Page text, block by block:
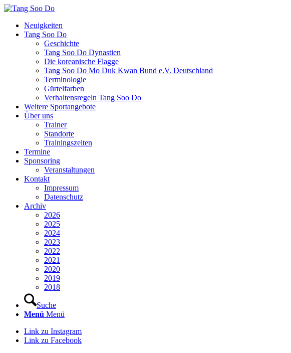
Neuigkeiten
Tang Soo Do
Geschichte
Tang Soo Do Dynastien
Die koreanische Flagge
Tang Soo Do Mo Duk Kwan Bund e.V. Deutschland
Terminologie
Gürtelfarben
Verhaltensregeln Tang Soo Do
Weitere Sportangebote
Über uns
Trainer
Standorte
Trainingszeiten
Termine
Sponsoring
Veranstaltungen
Kontakt
Impressum
Datenschutz
Archiv
2026
2025
2024
2023
2022
2021
2020
2019
2018
Suche
Menü Menü
Link zu Instagram
Link zu Facebook